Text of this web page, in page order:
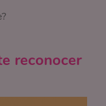
reconocer